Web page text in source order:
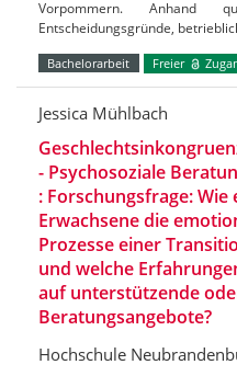
Vorpommern. Anhand
Entscheidungsgründe,
Bachelorarbeit Freier
Jessica Mühlbach
- Psychosoziale
: Forschungsfrage:
Erwachsene die
Prozesse einer
und welche
auf unterstützende
Beratungsangebote?
Hochschule